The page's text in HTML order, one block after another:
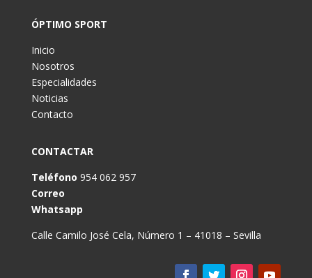
ÓPTIMO SPORT
Inicio
Nosotros
Especialidades
Noticias
Contacto
CONTACTAR
Teléfono 954 062 957
Correo
Whatsapp
Calle Camilo José Cela, Número 1 – 41018 – Sevilla